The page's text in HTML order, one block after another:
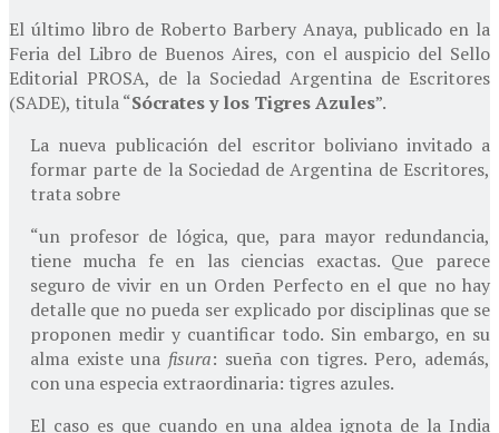
El último libro de Roberto Barbery Anaya, publicado en la
Feria del Libro de Buenos Aires, con el auspicio del Sello
Editorial PROSA, de la Sociedad Argentina de Escritores
(SADE), titula “Sócrates y los Tigres Azules”.
La nueva publicación del escritor boliviano invitado a
formar parte de la Sociedad de Argentina de Escritores,
trata sobre
“un profesor de lógica, que, para mayor redundancia,
tiene mucha fe en las ciencias exactas. Que parece
seguro de vivir en un Orden Perfecto en el que no hay
detalle que no pueda ser explicado por disciplinas que se
proponen medir y cuantificar todo. Sin embargo, en su
alma existe una fisura: sueña con tigres. Pero, además,
con una especia extraordinaria: tigres azules.
El caso es que cuando en una aldea ignota de la India